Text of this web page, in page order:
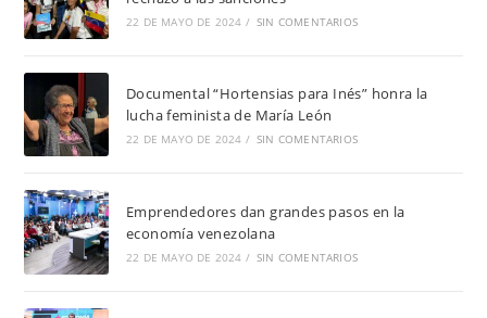
22 DE MAYO DE 2024 / SIN COMENTARIOS
Documental “Hortensias para Inés” honra la
lucha feminista de María León
22 DE MAYO DE 2024 / SIN COMENTARIOS
Emprendedores dan grandes pasos en la
economía venezolana
22 DE MAYO DE 2024 / SIN COMENTARIOS